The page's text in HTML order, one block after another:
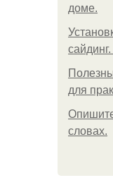
доме.
для
словах.